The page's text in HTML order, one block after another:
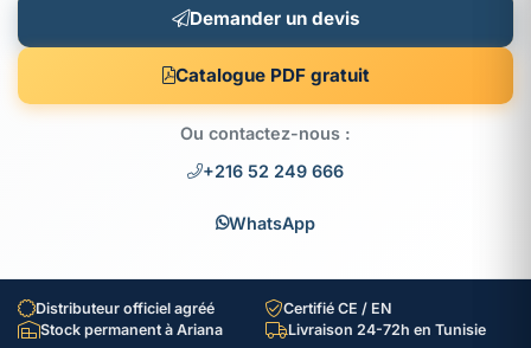
Demander un devis
Catalogue PDF gratuit
Ou contactez-nous :
+216 52 249 666
WhatsApp
Distributeur officiel agréé
Certifié CE / EN
Stock permanent à Ariana
Livraison 24-72h en Tunisie